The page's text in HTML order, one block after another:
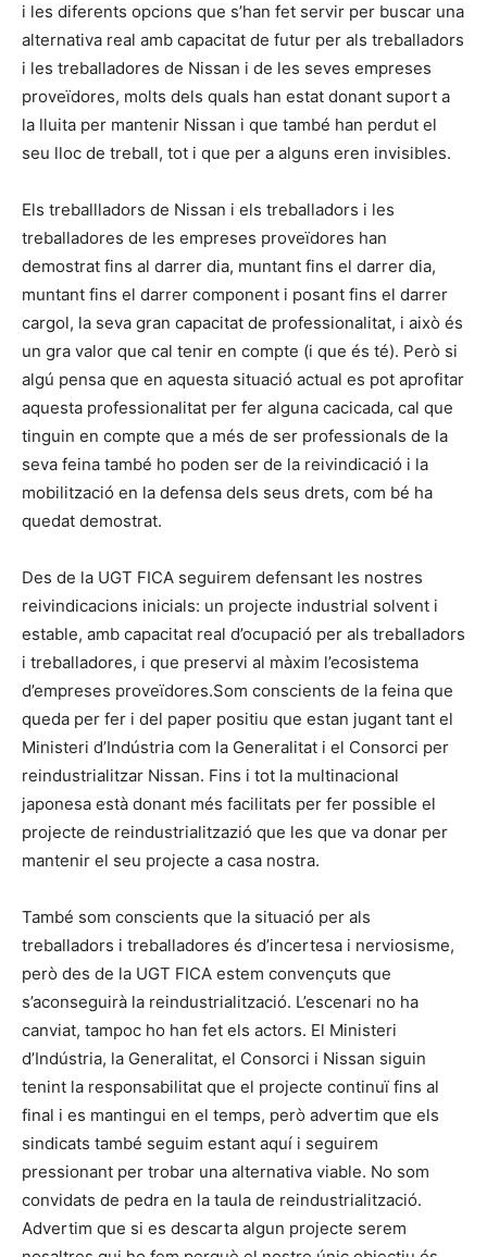
i les diferents opcions que s’han fet servir per buscar una
alternativa real amb capacitat de futur per als treballadors
i les treballadores de Nissan i de les seves empreses
proveïdores, molts dels quals han estat donant suport a
la lluita per mantenir Nissan i que també han perdut el
seu lloc de treball, tot i que per a alguns eren invisibles.
Els treballladors de Nissan i els treballadors i les
treballadores de les empreses proveïdores han
demostrat fins al darrer dia, muntant fins el darrer dia,
muntant fins el darrer component i posant fins el darrer
cargol, la seva gran capacitat de professionalitat, i això és
un gra valor que cal tenir en compte (i que és té). Però si
algú pensa que en aquesta situació actual es pot aprofitar
aquesta professionalitat per fer alguna cacicada, cal que
tinguin en compte que a més de ser professionals de la
seva feina també ho poden ser de la reivindicació i la
mobilització en la defensa dels seus drets, com bé ha
quedat demostrat.
Des de la UGT FICA seguirem defensant les nostres
reivindicacions inicials: un projecte industrial solvent i
estable, amb capacitat real d’ocupació per als treballadors
i treballadores, i que preservi al màxim l’ecosistema
d’empreses proveïdores.Som conscients de la feina que
queda per fer i del paper positiu que estan jugant tant el
Ministeri d’Indústria com la Generalitat i el Consorci per
reindustrialitzar Nissan. Fins i tot la multinacional
japonesa està donant més facilitats per fer possible el
projecte de reindustrialitzazió que les que va donar per
mantenir el seu projecte a casa nostra.
També som conscients que la situació per als
treballadors i treballadores és d’incertesa i nerviosisme,
però des de la UGT FICA estem convençuts que
s’aconseguirà la reindustrialització. L’escenari no ha
canviat, tampoc ho han fet els actors. El Ministeri
d’Indústria, la Generalitat, el Consorci i Nissan siguin
tenint la responsabilitat que el projecte continuï fins al
final i es mantingui en el temps, però advertim que els
sindicats també seguim estant aquí i seguirem
pressionant per trobar una alternativa viable. No som
convidats de pedra en la taula de reindustrialització.
Advertim que si es descarta algun projecte serem